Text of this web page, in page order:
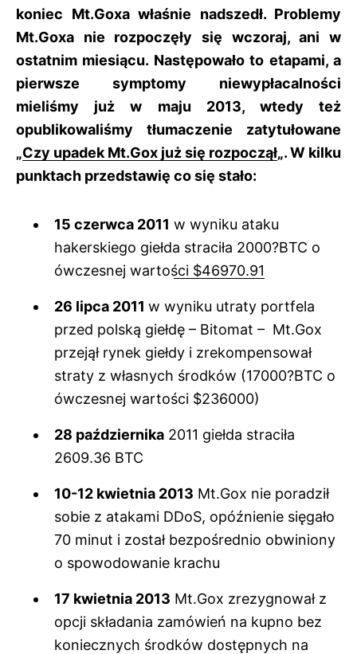
koniec Mt.Goxa właśnie nadszedł. Problemy
Mt.Goxa nie rozpoczęły się wczoraj, ani w
ostatnim miesiącu. Następowało to etapami, a
pierwsze symptomy niewypłacalności
mieliśmy już w maju 2013, wtedy też
opublikowaliśmy tłumaczenie zatytułowane
„Czy upadek Mt.Gox już się rozpoczął„. W kilku
punktach przedstawię co się stało:
15 czerwca 2011 w wyniku ataku
hakerskiego giełda straciła 2000?BTC o
ówczesnej wartości $46970.91
26 lipca 2011 w wyniku utraty portfela
przed polską giełdę – Bitomat – Mt.Gox
przejął rynek giełdy i zrekompensował
straty z własnych środków (17000?BTC o
ówczesnej wartości $236000)
28 października 2011 giełda straciła
2609.36 BTC
10-12 kwietnia 2013 Mt.Gox nie poradził
sobie z atakami DDoS, opóźnienie sięgało
70 minut i został bezpośrednio obwiniony
o spowodowanie krachu
17 kwietnia 2013 Mt.Gox zrezygnował z
opcji składania zamówień na kupno bez
koniecznych środków dostępnych na